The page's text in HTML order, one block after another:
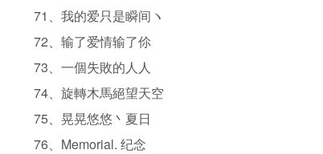
71、我的爱只是瞬间ヽ
72、输了爱情输了伱
73、一個失敗的人人
74、旋轉木馬絕望天空
75、晃晃悠悠丶夏日
76、Memorial. 纪念